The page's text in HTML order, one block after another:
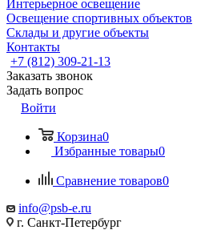
Интерьерное освещение
Освещение спортивных объектов
Склады и другие объекты
Контакты
+7 (812) 309-21-13
Заказать звонок
Задать вопрос
Войти
Корзина0
Избранные товары0
Сравнение товаров0
info@psb-e.ru
г. Санкт-Петербург